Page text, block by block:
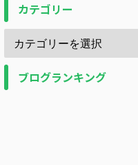
カテゴリー
ブログランキング